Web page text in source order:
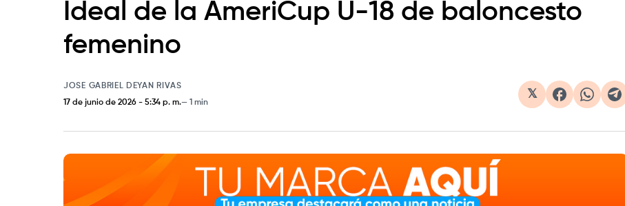
Ideal de la AmeriCup U-18 de baloncesto
femenino
JOSE GABRIEL DEYAN RIVAS
17 de junio de 2026 - 5:34 p. m. 1 min
𝕏